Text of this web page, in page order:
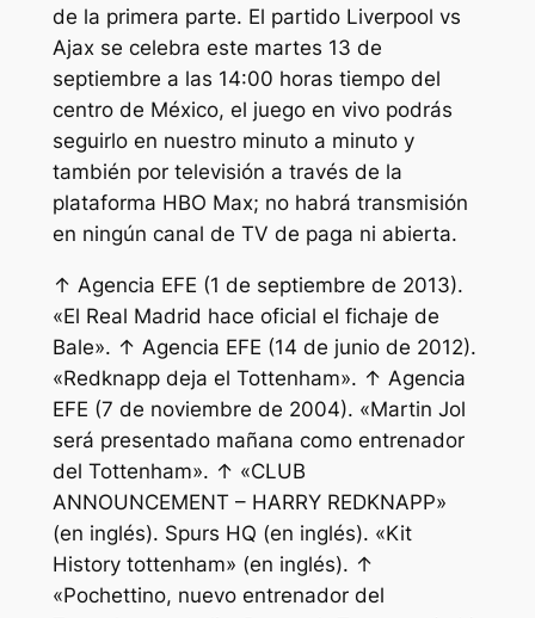
de la primera parte. El partido Liverpool vs
Ajax se celebra este martes 13 de
septiembre a las 14:00 horas tiempo del
centro de México, el juego en vivo podrás
seguirlo en nuestro minuto a minuto y
también por televisión a través de la
plataforma HBO Max; no habrá transmisión
en ningún canal de TV de paga ni abierta.
↑ Agencia EFE (1 de septiembre de 2013).
«El Real Madrid hace oficial el fichaje de
Bale». ↑ Agencia EFE (14 de junio de 2012).
«Redknapp deja el Tottenham». ↑ Agencia
EFE (7 de noviembre de 2004). «Martin Jol
será presentado mañana como entrenador
del Tottenham». ↑ «CLUB
ANNOUNCEMENT – HARRY REDKNAPP»
(en inglés). Spurs HQ (en inglés). «Kit
History tottenham» (en inglés). ↑
«Pochettino, nuevo entrenador del